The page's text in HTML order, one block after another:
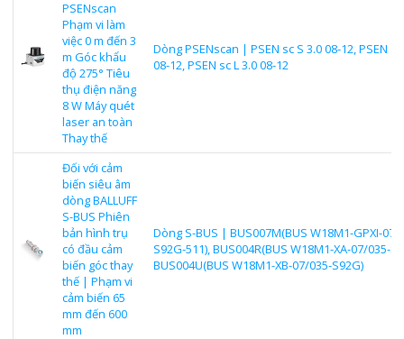
PSENscan
Phạm vi làm
việc 0 m đến 3
m Góc khẩu
độ 275° Tiêu
thụ điện năng
8 W Máy quét
laser an toàn
Thay thế
Dòng PSENscan | PSEN sc S 3.0 08-12, PSEN
08-12, PSEN sc L 3.0 08-12
Đối với cảm
biến siêu âm
dòng BALLUFF
S-BUS Phiên
bản hình trụ
có đầu cảm
biến góc thay
thế | Phạm vi
cảm biến 65
mm đến 600
mm
Dòng S-BUS | BUS007M(BUS W18M1-GPXI-07/
S92G-511), BUS004R(BUS W18M1-XA-07/035-
BUS004U(BUS W18M1-XB-07/035-S92G)